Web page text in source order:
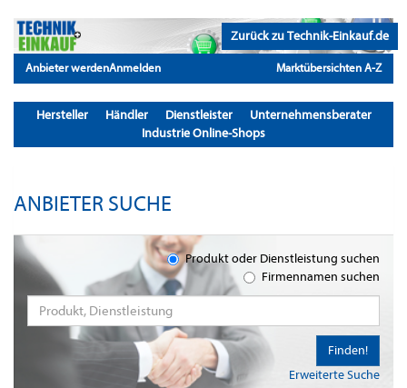
Zurück zu Technik-Einkauf.de
Anbieter werdenAnmelden Marktübersichten A-Z
Hersteller Händler Dienstleister
Unternehmensberater
Industrie Online-Shops
ANBIETER SUCHE
Produkt oder Dienstleistung suchen
Firmennamen suchen
Erweiterte Suche
Finden!